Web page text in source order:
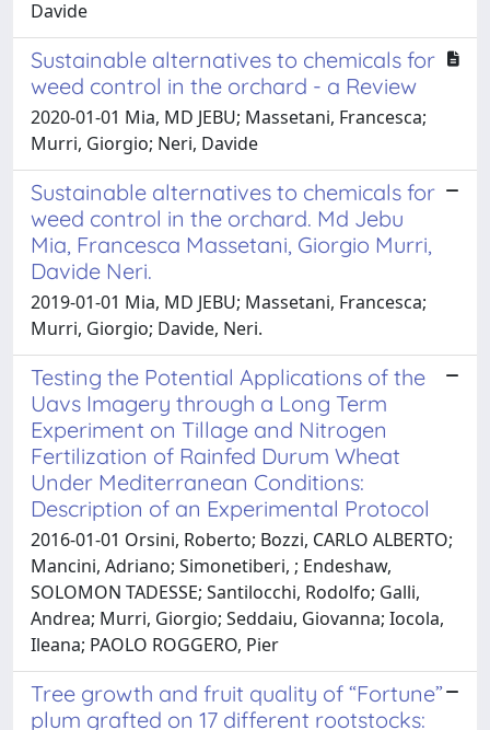
Davide
Sustainable alternatives to chemicals for
weed control in the orchard - a Review
2020-01-01 Mia, MD JEBU; Massetani, Francesca;
Murri, Giorgio; Neri, Davide
Sustainable alternatives to chemicals for
weed control in the orchard. Md Jebu
Mia, Francesca Massetani, Giorgio Murri,
Davide Neri.
2019-01-01 Mia, MD JEBU; Massetani, Francesca;
Murri, Giorgio; Davide, Neri.
Testing the Potential Applications of the
Uavs Imagery through a Long Term
Experiment on Tillage and Nitrogen
Fertilization of Rainfed Durum Wheat
Under Mediterranean Conditions:
Description of an Experimental Protocol
2016-01-01 Orsini, Roberto; Bozzi, CARLO ALBERTO;
Mancini, Adriano; Simonetiberi, ; Endeshaw,
SOLOMON TADESSE; Santilocchi, Rodolfo; Galli,
Andrea; Murri, Giorgio; Seddaiu, Giovanna; Iocola,
Ileana; PAOLO ROGGERO, Pier
Tree growth and fruit quality of “Fortune”
plum grafted on 17 different rootstocks: